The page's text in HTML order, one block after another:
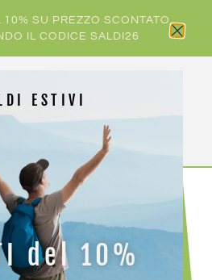
SU PREZZO SCONTATO
IL CODICE SALDI26
PROFOIL SKIN TRANSALP 80
ESTIVI
del 10%